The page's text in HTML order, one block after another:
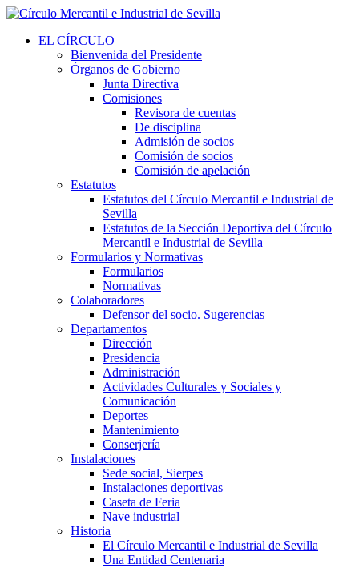
EL CÍRCULO
Bienvenida del Presidente
Órganos de Gobierno
Junta Directiva
Comisiones
Revisora de cuentas
De disciplina
Admisión de socios
Comisión de socios
Comisión de apelación
Estatutos
Estatutos del Círculo Mercantil e Industrial de
Sevilla
Estatutos de la Sección Deportiva del Círculo
Mercantil e Industrial de Sevilla
Formularios y Normativas
Formularios
Normativas
Colaboradores
Defensor del socio. Sugerencias
Departamentos
Dirección
Presidencia
Administración
Actividades Culturales y Sociales y
Comunicación
Deportes
Mantenimiento
Conserjería
Instalaciones
Sede social, Sierpes
Instalaciones deportivas
Caseta de Feria
Nave industrial
Historia
El Círculo Mercantil e Industrial de Sevilla
Una Entidad Centenaria